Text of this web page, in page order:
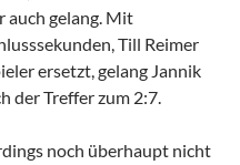
auch gelang. Mit
Till Reimer
ersetzt, gelang Jannik
der Treffer zum 2:7.
noch überhaupt nicht